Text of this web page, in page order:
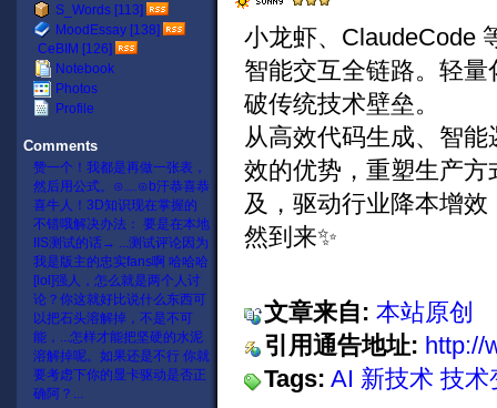
小龙虾、ClaudeCode
智能交互全链路。轻
破传统技术壁垒。
从高效代码生成、智
效的优势，重塑生产
及，驱动行业降本增
然到来✨
文章来自: 本站原创
引用通告地址: http://
Tags: AI 新技术 技术
S_Words [113]
MoodEssay [138]
CeBIM [126]
Notebook
Photos
Profile
Comments
赞一个！我都是再做一张表，
然后用公式。⊙﹏⊙b汗恭喜恭
喜牛人！3D知识现在掌握的
不错哦解决办法： 要是在本地
IIS测试的话→ ...测试评论因为
我是版主的忠实fans啊 哈哈哈
[lol]强人，怎么就是两个人讨
论？ 你这就好比说什么东西可
以把石头溶解掉，不是不可
能，...怎样才能把坚硬的水泥
溶解掉呢。 如果还是不行 你就
要考虑下你的显卡驱动是否正
确阿？...